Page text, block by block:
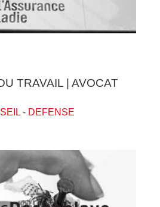
TRAVAIL | AVOCAT
- DEFENSE